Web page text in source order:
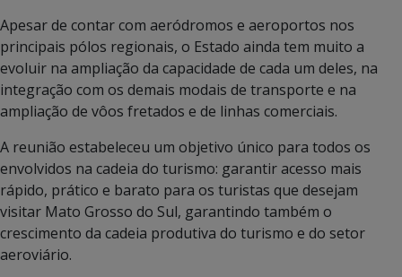
Apesar de contar com aeródromos e aeroportos nos
principais pólos regionais, o Estado ainda tem muito a
evoluir na ampliação da capacidade de cada um deles, na
integração com os demais modais de transporte e na
ampliação de vôos fretados e de linhas comerciais.
A reunião estabeleceu um objetivo único para todos os
envolvidos na cadeia do turismo: garantir acesso mais
rápido, prático e barato para os turistas que desejam
visitar Mato Grosso do Sul, garantindo também o
crescimento da cadeia produtiva do turismo e do setor
aeroviário.